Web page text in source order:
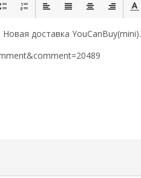
доставка YouCanBuy(mini).